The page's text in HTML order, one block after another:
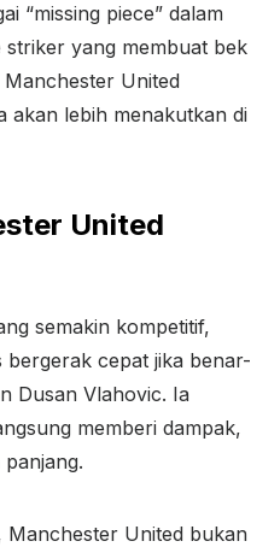
“missing piece” dalam
striker yang membuat bek
United
akan lebih menakutkan di
United
semakin kompetitif,
cepat jika benar-
Dusan Vlahovic. Ia
memberi dampak,
United bukan